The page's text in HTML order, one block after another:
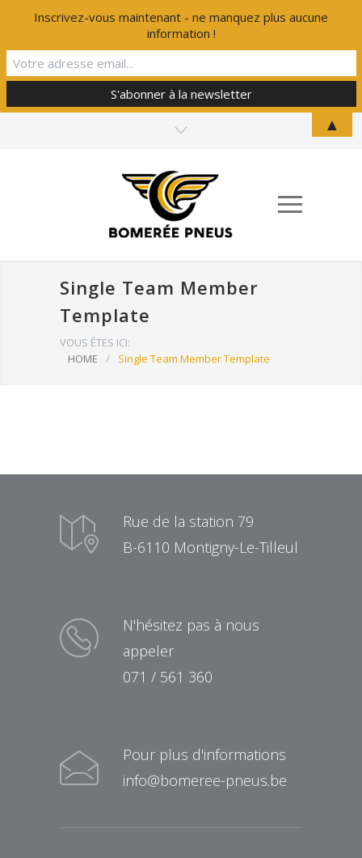
Single Team Member
Template
VOUS ÊTES ICI:
HOME
/ Single Team Member Template
Rue de la station 79
B-6110 Montigny-Le-Tilleul
N'hésitez pas à nous
appeler
071 / 561 360
Pour plus d'informations
info@bomeree-pneus.be
Inscrivez-vous maintenant - ne manquez plus aucune
information !
▲